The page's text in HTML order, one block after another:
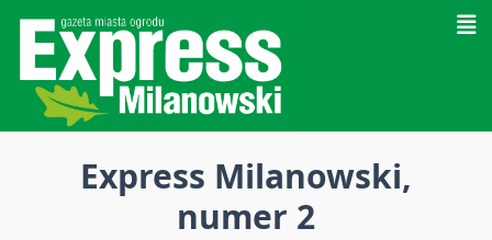
content
Express Milanowski,
numer 2